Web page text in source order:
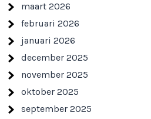
maart 2026
februari 2026
januari 2026
december 2025
november 2025
oktober 2025
september 2025